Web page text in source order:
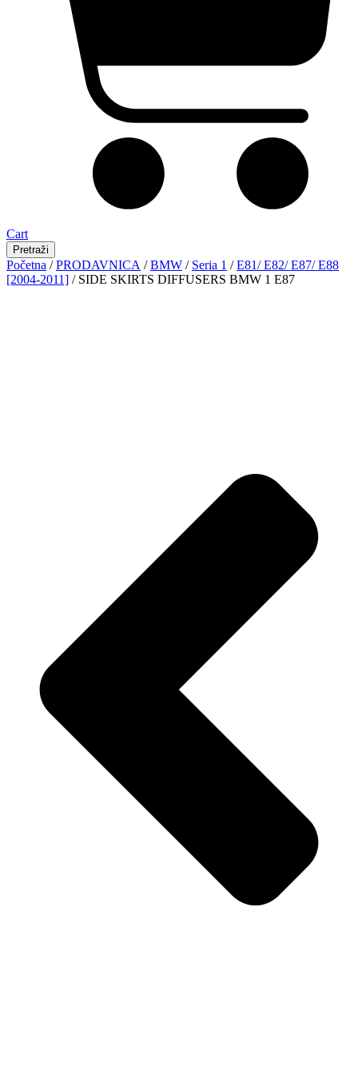
Cart
Pretraži
Početna /PRODAVNICA /BMW / Seria 1 /E81/ E82/ E87/ E88
[2004-2011] / SIDE SKIRTS DIFFUSERS BMW 1 E87